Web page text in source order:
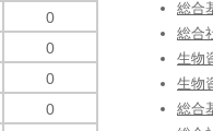
0
0
0
0
総合
総合
生物
生物
総合